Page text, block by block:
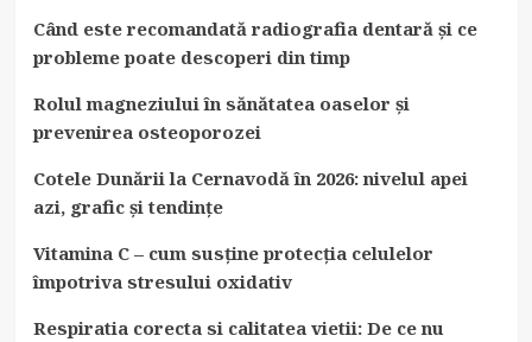
Când este recomandată radiografia dentară și ce
probleme poate descoperi din timp
Rolul magneziului în sănătatea oaselor și
prevenirea osteoporozei
Cotele Dunării la Cernavodă în 2026: nivelul apei
azi, grafic și tendințe
Vitamina C – cum susține protecția celulelor
împotriva stresului oxidativ
Respiratia corecta si calitatea vietii: De ce nu